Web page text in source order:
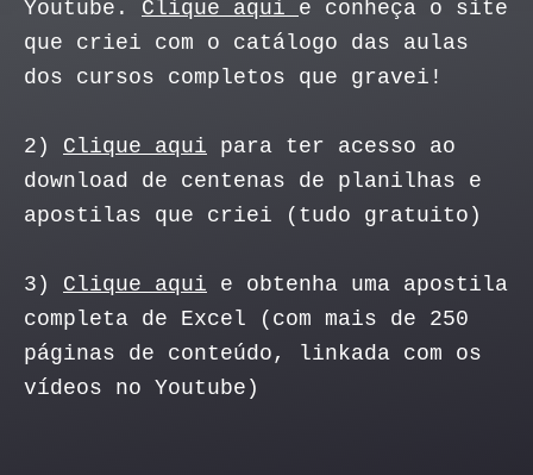
Youtube. Clique aqui e conheça o site
que criei com o catálogo das aulas
dos cursos completos que gravei!
2) Clique aqui para ter acesso ao
download de centenas de planilhas e
apostilas que criei (tudo gratuito)
3) Clique aqui e obtenha uma apostila
completa de Excel (com mais de 250
páginas de conteúdo, linkada com os
vídeos no Youtube)